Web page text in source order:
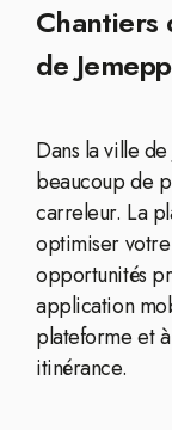
Chantiers
de
Dans la ville
beaucoup de
carreleur. La
optimiser
opportunités
application
plateforme et
itinérance.